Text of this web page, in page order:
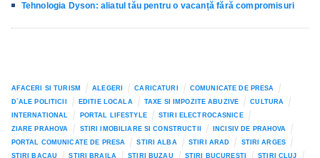
Tehnologia Dyson: aliatul tău pentru o vacanță fără compromisuri
AFACERI SI TURISM ALEGERI CARICATURI
COMUNICATE DE PRESA
D`ALE POLITICII
EDITIE LOCALA TAXE SI IMPOZITE ABUZIVE
CULTURA
INTERNATIONAL
PORTAL LIFESTYLE
STIRI ELECTROCASNICE
ZIARE PRAHOVA
STIRI IMOBILIARE SI CONSTRUCTII
INCISIV DE PRAHOVA
PORTAL COMUNICATE DE PRESA
STIRI ALBA STIRI ARAD
STIRI ARGES
STIRI BACAU
STIRI BRAILA STIRI BUZAU STIRI BUCURESTI STIRI CLUJ